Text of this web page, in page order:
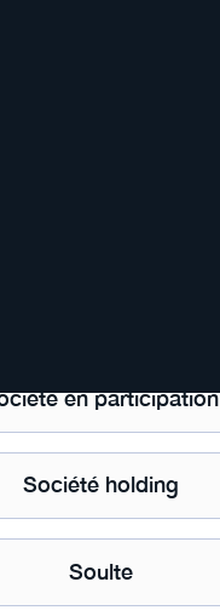
en participation
Société holding
Soulte